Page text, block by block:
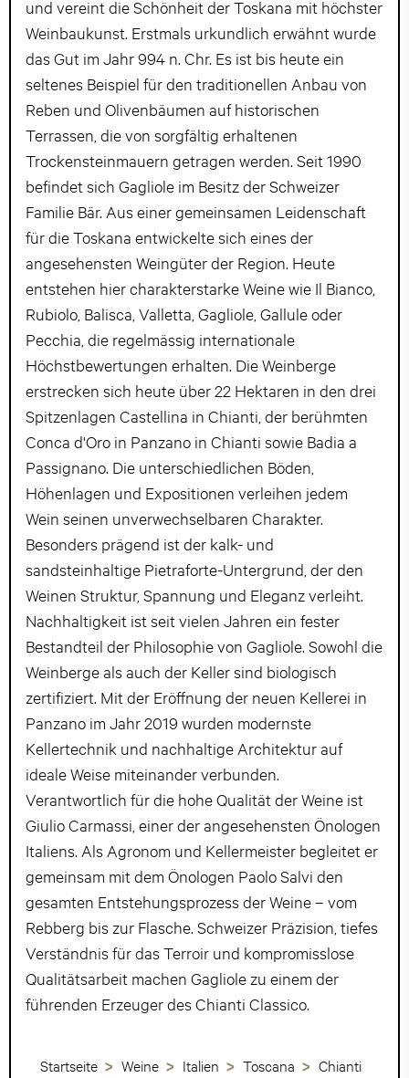
und vereint die Schönheit der Toskana mit höchster
Weinbaukunst. Erstmals urkundlich erwähnt wurde
das Gut im Jahr 994 n. Chr. Es ist bis heute ein
seltenes Beispiel für den traditionellen Anbau von
Reben und Olivenbäumen auf historischen
Terrassen, die von sorgfältig erhaltenen
Trockensteinmauern getragen werden. Seit 1990
befindet sich Gagliole im Besitz der Schweizer
Familie Bär. Aus einer gemeinsamen Leidenschaft
für die Toskana entwickelte sich eines der
angesehensten Weingüter der Region. Heute
entstehen hier charakterstarke Weine wie Il Bianco,
Rubiolo, Balisca, Valletta, Gagliole, Gallule oder
Pecchia, die regelmässig internationale
Höchstbewertungen erhalten. Die Weinberge
erstrecken sich heute über 22 Hektaren in den drei
Spitzenlagen Castellina in Chianti, der berühmten
Conca d'Oro in Panzano in Chianti sowie Badia a
Passignano. Die unterschiedlichen Böden,
Höhenlagen und Expositionen verleihen jedem
Wein seinen unverwechselbaren Charakter.
Besonders prägend ist der kalk- und
sandsteinhaltige Pietraforte-Untergrund, der den
Weinen Struktur, Spannung und Eleganz verleiht.
Nachhaltigkeit ist seit vielen Jahren ein fester
Bestandteil der Philosophie von Gagliole. Sowohl die
Weinberge als auch der Keller sind biologisch
zertifiziert. Mit der Eröffnung der neuen Kellerei in
Panzano im Jahr 2019 wurden modernste
Kellertechnik und nachhaltige Architektur auf
ideale Weise miteinander verbunden.
Verantwortlich für die hohe Qualität der Weine ist
Giulio Carmassi, einer der angesehensten Önologen
Italiens. Als Agronom und Kellermeister begleitet er
gemeinsam mit dem Önologen Paolo Salvi den
gesamten Entstehungsprozess der Weine – vom
Rebberg bis zur Flasche. Schweizer Präzision, tiefes
Verständnis für das Terroir und kompromisslose
Qualitätsarbeit machen Gagliole zu einem der
führenden Erzeuger des Chianti Classico.
Startseite Weine Italien Toscana
Chianti